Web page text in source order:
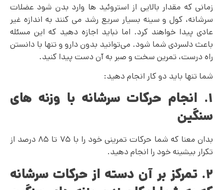
زمانی که مقدار بالایی از استروئید ها وارد بدن شود عضلات
سرشانه، کول و سینه بسیار سریع رشد می کنند به اندازه غیر
عادی پیدا خواهند کرد. اما نباید اجازه دهید که این مسئله
باعث دلسردی شما شود. می‌توانید بدون دارو و تنها با دانستن
راه درست، تمرین سخت و صبر به آن دست پیدا کنید.
شما تنها باید دو کار انجام دهید:
۱. انجام حرکات سرشانه با وزنه های
سنگین
بدان معنا که شما حرکات تمرینی خود را با ۷۵ تا ۸۵ درصد از
تکرار بیشینه خود را انجام دهید.
۲. تمرکز بر آن دسته از حرکات سرشانه